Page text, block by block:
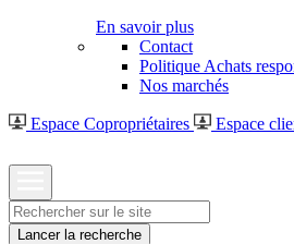
En savoir plus
Contact
Politique Achats
Nos marchés
Espace Copropriétaires Espace
Rechercher
Lancer la recherche